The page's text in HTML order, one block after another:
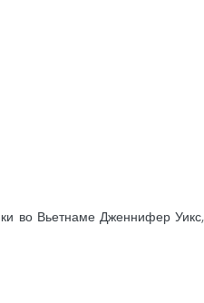
во Вьетнаме Дженнифер Уикс,